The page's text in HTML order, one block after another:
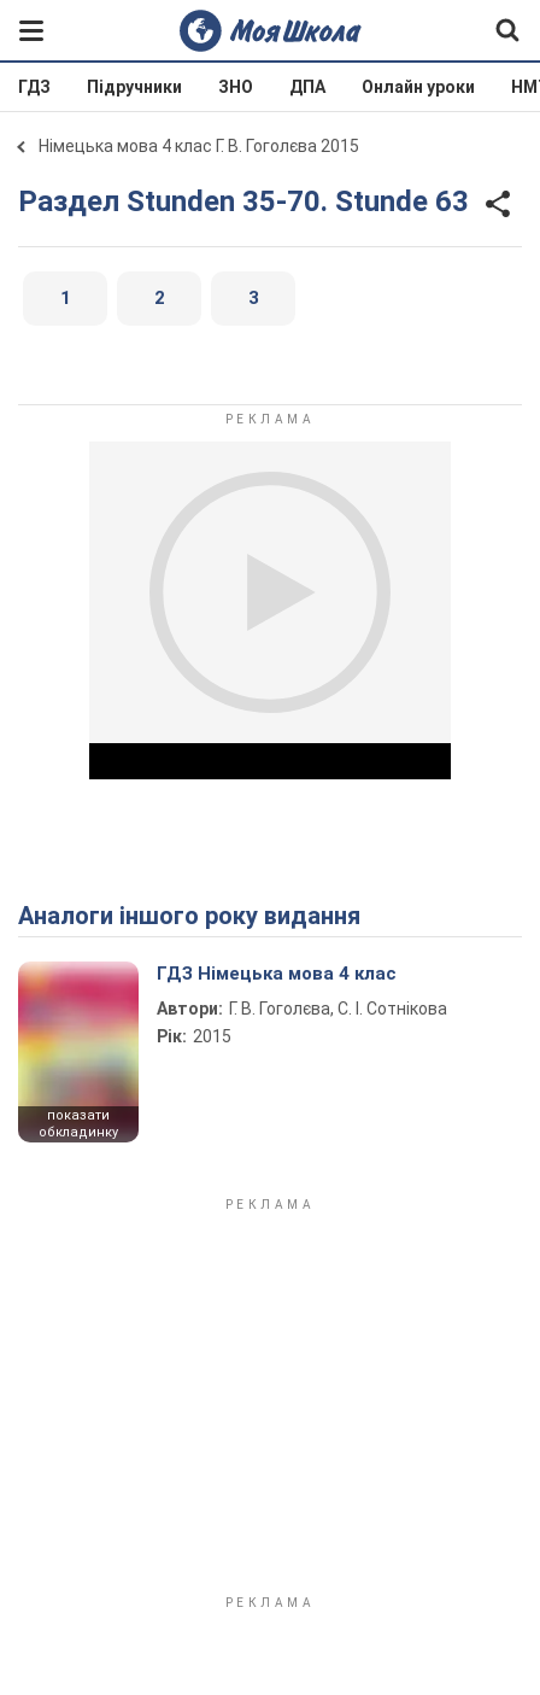
ГДЗ Підручники ЗНО ДПА Онлайн уроки
Німецька мова 4 клас Г. В. Гоголєва 2015
Раздел Stunden 35-70. Stunde 63
1 2 3
Play Video
Аналоги іншого року видання
показати
обкладинку
ГДЗ Німецька мова 4 клас
Автори: Г. В. Гоголєва, С. І. Сотнікова
Рік: 2015